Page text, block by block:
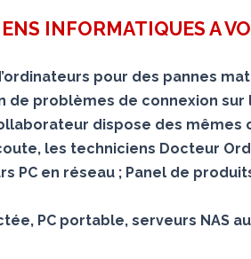
INFORMATIQUES A
pour des pannes
de problèmes de connexion sur
dispose des
les techniciens Docteur
PC en réseau ; Panel de
PC portable, serveurs NAS